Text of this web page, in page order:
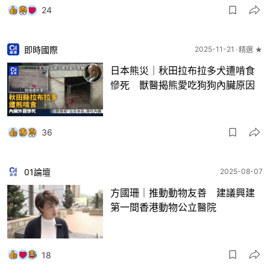
24
即時國際 2025-11-21 精選 ★
日本熊災｜秋田拉布拉多犬遭啃食
慘死 獸醫揭熊愛吃狗狗內臟原因
36
01論壇 2025-08-07
方國珊｜推動動物友善 建議興建
第一間香港動物公立醫院
18